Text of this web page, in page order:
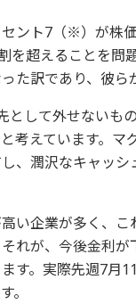
ント7（※）が株
を超えることを問
た訳であり、彼ら
として外せないも
考えています。
、潤沢なキャッ
い企業が多く、
れが、今後金利が
す。実際先週7月
。